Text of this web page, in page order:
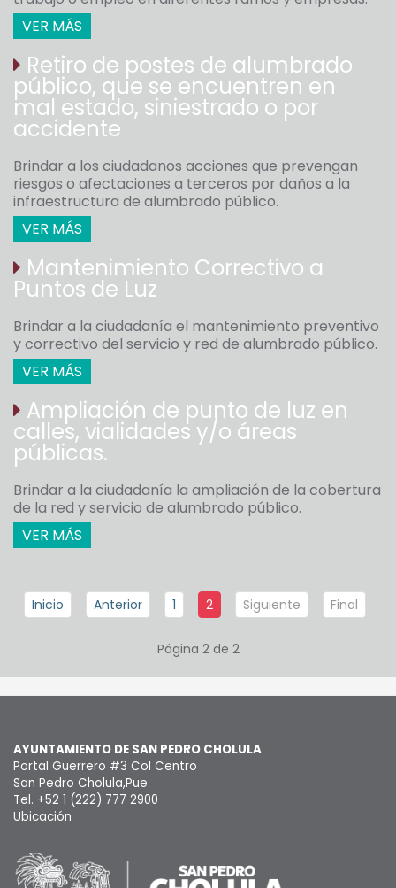
VER MÁS
Retiro de postes de alumbrado
público, que se encuentren en
mal estado, siniestrado o por
accidente
Brindar a los ciudadanos acciones que prevengan
riesgos o afectaciones a terceros por daños a la
infraestructura de alumbrado público.
VER MÁS
Mantenimiento Correctivo a
Puntos de Luz
Brindar a la ciudadanía el mantenimiento preventivo
y correctivo del servicio y red de alumbrado público.
VER MÁS
Ampliación de punto de luz en
calles, vialidades y/o áreas
públicas.
Brindar a la ciudadanía la ampliación de la cobertura
de la red y servicio de alumbrado público.
VER MÁS
Inicio Anterior 1 2 Siguiente Final
Página 2 de 2
AYUNTAMIENTO DE SAN PEDRO CHOLULA
Portal Guerrero #3 Col Centro
San Pedro Cholula,Pue
Tel. +52 1 (222) 777 2900
Ubicación